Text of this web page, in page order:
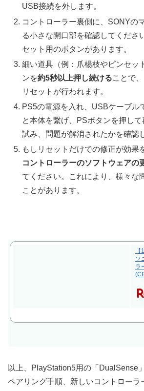
USB接続を外します。
コントローラー裏側に、SONYの
る小さな開口部を確認してくださ
セット用のボタンがあります。
細い道具（例：爪楊枝やピンセッ
ンを約5秒以上押し続けることで
リセットが行われます。
PS5の電源を入れ、USBケーブル
と本体を繋げ、PSボタンを押し
試み、問題が解消されたかを確認
もしリセットだけでの修正が効果
コントローラーのソフトウェアの
てください。これにより、様々な
ことがあります。
ソ
ラ
以上、PlayStation5用の「DualSense
ペアリング手順、新しいコントローラ